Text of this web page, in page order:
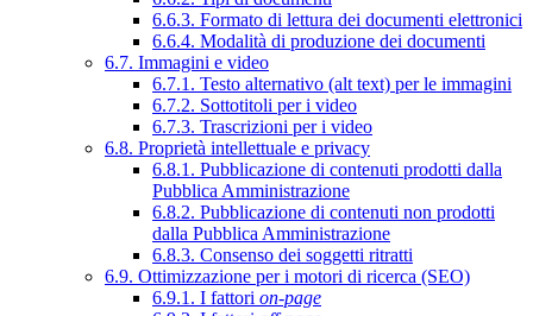
6.6.3. Formato di lettura dei documenti elettronici
6.6.4. Modalità di produzione dei documenti
6.7. Immagini e video
6.7.1. Testo alternativo (alt text) per le immagini
6.7.2. Sottotitoli per i video
6.7.3. Trascrizioni per i video
6.8. Proprietà intellettuale e privacy
6.8.1. Pubblicazione di contenuti prodotti dalla
Pubblica Amministrazione
6.8.2. Pubblicazione di contenuti non prodotti
dalla Pubblica Amministrazione
6.8.3. Consenso dei soggetti ritratti
6.9. Ottimizzazione per i motori di ricerca (SEO)
6.9.1. I fattori on-page